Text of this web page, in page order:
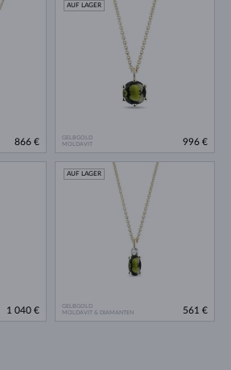
866 €
GELBGOLD
MOLDAVIT
AUF LAGER
996 €
1 040 €
GELBGOLD
MOLDAVIT & DIAMANTEN
AUF LAGER
561 €